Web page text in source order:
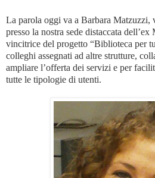
La parola oggi va a Barbara
presso la nostra sede distaccata
vincitrice del progetto “Biblioteca per
colleghi assegnati ad altre strutture,
ampliare l’offerta dei servizi e per
tutte le tipologie di utenti.